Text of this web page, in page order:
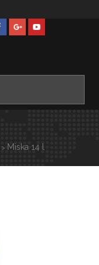
> Miska 14 l